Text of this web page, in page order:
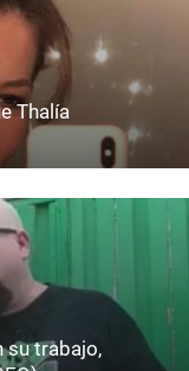
Thalía
su trabajo,